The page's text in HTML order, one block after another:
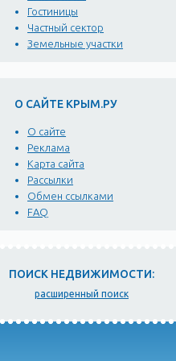
Гостиницы
Частный сектор
Земельные участки
О САЙТЕ КРЫМ.РУ
О сайте
Реклама
Карта сайта
Рассылки
Обмен ссылками
FAQ
ПОИСК НЕДВИЖИМОСТИ:
расширенный поиск